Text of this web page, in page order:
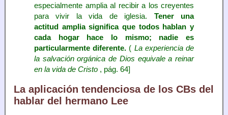
especialmente amplia al recibir a los creyentes
para vivir la vida de iglesia. Tener una
actitud amplia significa que todos hablan y
cada hogar hace lo mismo; nadie es
particularmente diferente. ( La experiencia de
la salvación orgánica de Dios equivale a reinar
en la vida de Cristo , pág. 64]
La aplicación tendenciosa de los CBs del
hablar del hermano Lee